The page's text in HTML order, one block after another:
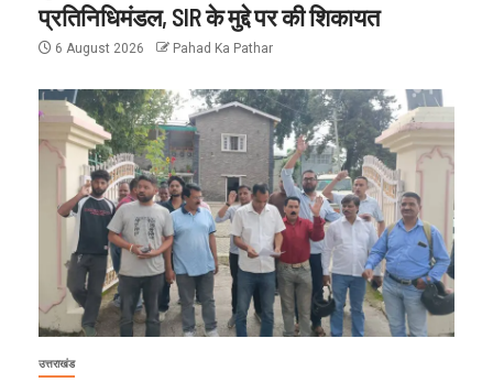
प्रतिनिधिमंडल, SIR के मुद्दे पर की शिकायत
6 August 2026 Pahad Ka Pathar
उत्तराखंड